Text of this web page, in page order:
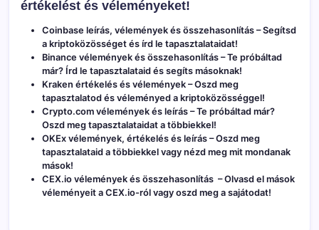
értékelést és véleményeket!
Coinbase leírás, vélemények és összehasonlítás – Segítsd
a kriptoközösséget és írd le tapasztalataidat!
Binance vélemények és összehasonlítás – Te próbáltad
már? Írd le tapasztalataid és segíts másoknak!
Kraken értékelés és vélemények – Oszd meg
tapasztalatod és véleményed a kriptoközösséggel!
Crypto.com vélemények és leírás – Te próbáltad már?
Oszd meg tapasztalataidat a többiekkel!
OKEx vélemények, értékelés és leírás – Oszd meg
tapasztalataid a többiekkel vagy nézd meg mit mondanak
mások!
CEX.io vélemények és összehasonlítás – Olvasd el mások
véleményeit a CEX.io-ról vagy oszd meg a sajátodat!